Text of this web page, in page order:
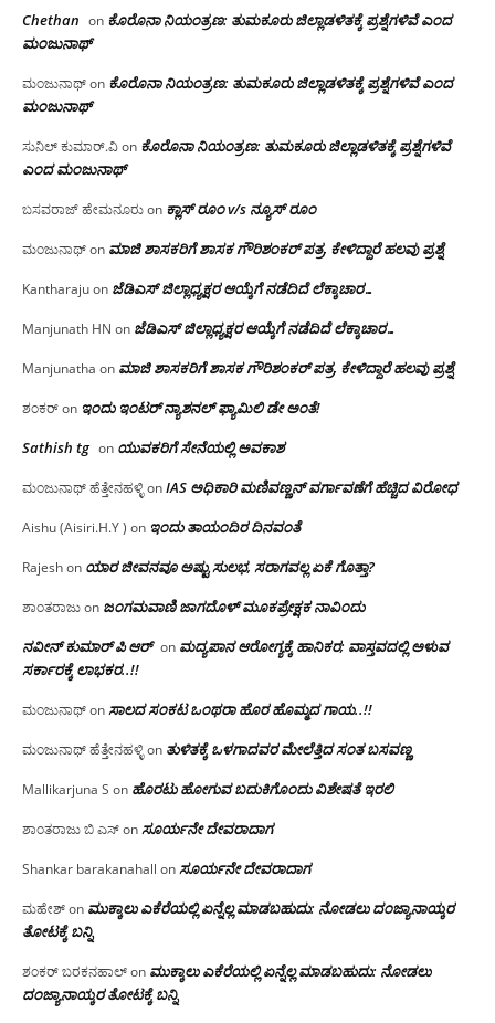
Chethan on ಕೊರೊನಾ ನಿಯಂತ್ರಣ: ತುಮಕೂರು ಜಿಲ್ಲಾಡಳಿತಕ್ಕೆ ಪ್ರಶ್ನೆಗಳಿವೆ ಎಂದ
ಮಂಜು‌ನಾಥ್
ಮಂಜುನಾಥ್on ಕೊರೊನಾ ನಿಯಂತ್ರಣ: ತುಮಕೂರು ಜಿಲ್ಲಾಡಳಿತಕ್ಕೆ ಪ್ರಶ್ನೆಗಳಿವೆ ಎಂದ
ಮಂಜು‌ನಾಥ್
ಸುನಿಲ್ ಕುಮಾರ್.ವಿon ಕೊರೊನಾ ನಿಯಂತ್ರಣ: ತುಮಕೂರು ಜಿಲ್ಲಾಡಳಿತಕ್ಕೆ ಪ್ರಶ್ನೆಗಳಿವೆ
ಎಂದ ಮಂಜು‌ನಾಥ್
ಬಸವರಾಜ್ ಹೇಮನೂರುon ಕ್ಲಾಸ್ ರೂಂ v/s ನ್ಯೂಸ್ ರೂಂ
ಮಂಜುನಾಥ್on ಮಾಜಿ ಶಾಸಕರಿಗೆ ಶಾಸಕ ಗೌರಿಶಂಕರ್ ಪತ್ರ, ಕೇಳಿದ್ದಾರೆ ಹಲವು ಪ್ರಶ್ನೆ
Kantharajuon ಜೆಡಿಎಸ್ ಜಿಲ್ಲಾಧ್ಯಕ್ಷರ ಆಯ್ಕೆಗೆ ನಡೆದಿದೆ ಲೆಕ್ಕಾಚಾರ…
Manjunath HN on ಜೆಡಿಎಸ್ ಜಿಲ್ಲಾಧ್ಯಕ್ಷರ ಆಯ್ಕೆಗೆ ನಡೆದಿದೆ ಲೆಕ್ಕಾಚಾರ…
Manjunatha on ಮಾಜಿ ಶಾಸಕರಿಗೆ ಶಾಸಕ ಗೌರಿಶಂಕರ್ ಪತ್ರ, ಕೇಳಿದ್ದಾರೆ ಹಲವು ಪ್ರಶ್ನೆ
ಶಂಕರ್on ಇಂದು ಇಂಟರ್ ನ್ಯಾಶನಲ್ ಫ್ಯಾಮಿಲಿ ಡೇ ಅಂತೆ!
Sathish tg on ಯುವಕರಿಗೆ ಸೇನೆಯಲ್ಲಿ ಅವಕಾಶ
ಮಂಜುನಾಥ್ ಹೆತ್ತೇನಹಳ್ಳಿonIAS ಅಧಿಕಾರಿ ಮಣಿವಣ್ಣನ್ ವರ್ಗಾವಣೆಗೆ ಹೆಚ್ಚಿದ‌ ವಿರೋಧ
Aishu (Aisiri.H.Y ) on ಇಂದು ತಾಯಂದಿರ ದಿನವಂತೆ
Rajeshon ಯಾರ ಜೀವನವೂ ಅಷ್ಟು ಸುಲಭ, ಸರಾಗವಲ್ಲ ಏಕೆ ಗೊತ್ತಾ?
ಶಾಂತರಾಜುon ಜಂಗಮವಾಣಿ ಜಾಗದೊಳ್ ಮೂಕಪ್ರೇಕ್ಷಕ ನಾವಿಂದು
ನವೀನ್ ಕುಮಾರ್ ಪಿ ಆರ್ on ಮದ್ಯಪಾನ ಆರೋಗ್ಯಕ್ಕೆ ಹಾನಿಕರ; ವಾಸ್ತವದಲ್ಲಿ ಅಳುವ
ಸರ್ಕಾರಕ್ಕೆ ಲಾಭಕರ..!!
ಮಂಜುನಾಥ್onಸಾಲದ ಸಂಕಟ ಒಂಥರಾ ಹೊರ ಹೊಮ್ಮದ ಗಾಯ..!!
ಮಂಜುನಾಥ್ ಹೆತ್ತೇನಹಳ್ಳಿon ತುಳಿತಕ್ಕೆ ಒಳಗಾದವರ ಮೇಲೆತ್ತಿದ ಸಂತ ಬಸವಣ್ಣ
Mallikarjuna S on ಹೊರಟು ಹೋಗುವ ಬದುಕಿಗೊಂದು ವಿಶೇಷತೆ ಇರಲಿ
ಶಾಂತರಾಜು ಬಿ ಎಸ್onಸೂರ್ಯನೇ ದೇವರಾದಾಗ
Shankar barakanahall onಸೂರ್ಯನೇ ದೇವರಾದಾಗ
ಮಹೇಶ್on ಮುಕ್ಕಾಲು ಎಕೆರೆಯಲ್ಲಿ ಏನ್ನೆಲ್ಲ‌ ಮಾಡಬಹುದು: ನೋಡಲು ದಂಜ್ಯಾನಾಯ್ಕರ
ತೋಟಕ್ಕೆ ಬನ್ನಿ
ಶಂಕರ್ ಬರಕನಹಾಲ್on ಮುಕ್ಕಾಲು ಎಕೆರೆಯಲ್ಲಿ ಏನ್ನೆಲ್ಲ‌ ಮಾಡಬಹುದು: ನೋಡಲು
ದಂಜ್ಯಾನಾಯ್ಕರ ತೋಟಕ್ಕೆ ಬನ್ನಿ